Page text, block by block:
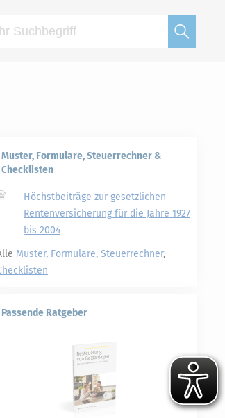
Muster, Formulare, Steuerrechner &
Checklisten
Höchstbeiträge zur gesetzlichen
Rentenversicherung für die Jahre 1927
bis 2004
Muster, Formulare, Steuerrechner,
Passende Ratgeber